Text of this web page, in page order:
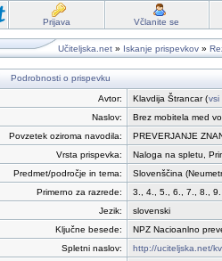
Prijava Včlanite se
Učiteljska.net » Iskanje prispevkov »
Podrobnosti o prispevku
Avtor: Klavdija Štrancar (vsi
Naslov:
Brez mobitela med
Povzetek oziroma navodila:
PREVERJANJE
Vrsta prispevka:
Naloga na spletu,
Predmet/področje in tema:
Slovenščina
Primerno za razrede:
3., 4., 5., 6., 7., 8., 9.
Jezik:
slovenski
Ključne besede:
NPZ Nacioanlno
Spletni naslov:
http://uciteljska.net/